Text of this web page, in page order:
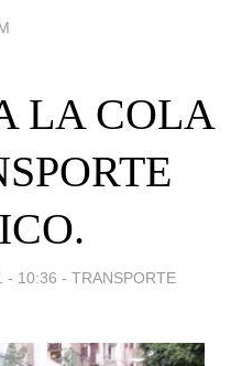
LA COLA
- 10:36 - TRANSPORTE